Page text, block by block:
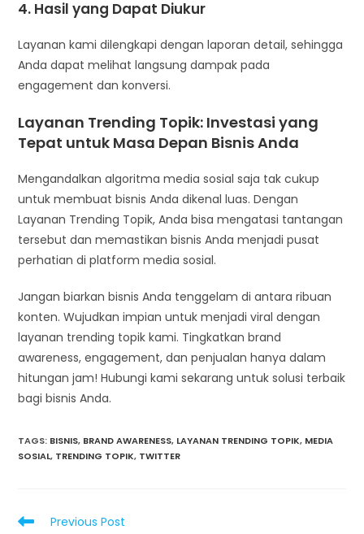
4. Hasil yang Dapat Diukur
Layanan kami dilengkapi dengan laporan detail, sehingga
Anda dapat melihat langsung dampak pada
engagement dan konversi.
Layanan Trending Topik: Investasi yang
Tepat untuk Masa Depan Bisnis Anda
Mengandalkan algoritma media sosial saja tak cukup
untuk membuat bisnis Anda dikenal luas. Dengan
Layanan Trending Topik, Anda bisa mengatasi tantangan
tersebut dan memastikan bisnis Anda menjadi pusat
perhatian di platform media sosial.
Jangan biarkan bisnis Anda tenggelam di antara ribuan
konten. Wujudkan impian untuk menjadi viral dengan
layanan trending topik kami. Tingkatkan brand
awareness, engagement, dan penjualan hanya dalam
hitungan jam! Hubungi kami sekarang untuk solusi terbaik
bagi bisnis Anda.
TAGS: BISNIS, BRAND AWARENESS, LAYANAN TRENDING TOPIK, MEDIA
SOSIAL, TRENDING TOPIK, TWITTER
Read
Previous Post